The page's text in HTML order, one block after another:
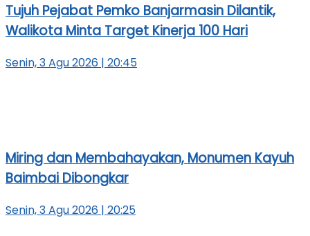
Tujuh Pejabat Pemko Banjarmasin Dilantik,
Walikota Minta Target Kinerja 100 Hari
Senin, 3 Agu 2026 | 20:45
Miring dan Membahayakan, Monumen Kayuh
Baimbai Dibongkar
Senin, 3 Agu 2026 | 20:25